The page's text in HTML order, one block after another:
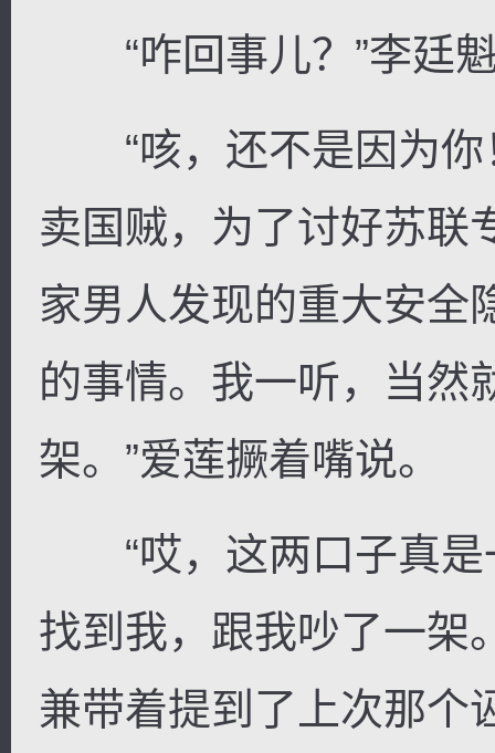
“咋回事儿？”李廷
“咳，还不是因为你
卖国贼，为了讨好苏联
家男人发现的重大安全
的事情。我一听，当然
架。”爱莲撅着嘴说。
“哎，这两口子真是
找到我，跟我吵了一架
兼带着提到了上次那个